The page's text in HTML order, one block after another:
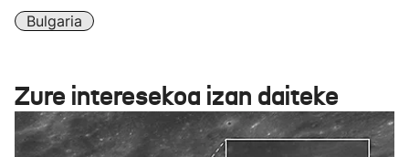
Bulgaria
Zure interesekoa izan daiteke